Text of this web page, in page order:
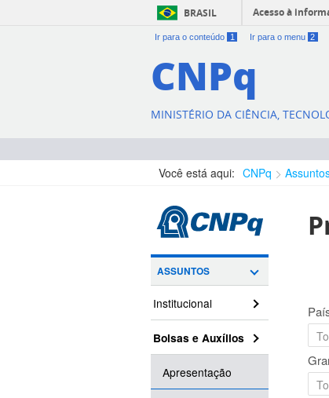
BRASIL Acesso à
Ir para o conteúdo 1 Ir para o menu 2
CNPq
MINISTÉRIO DA CIÊNCIA,
Você está aqui: CNPq
ASSUNTOS
Institucional
Bolsas e Auxílios
Apresentação